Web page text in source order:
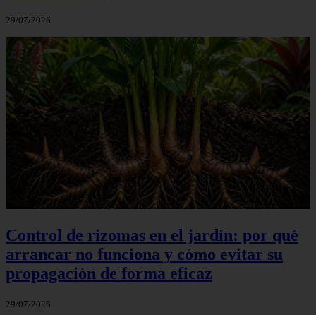
29/07/2026
Control de rizomas en el jardín: por qué
arrancar no funciona y cómo evitar su
propagación de forma eficaz
29/07/2026